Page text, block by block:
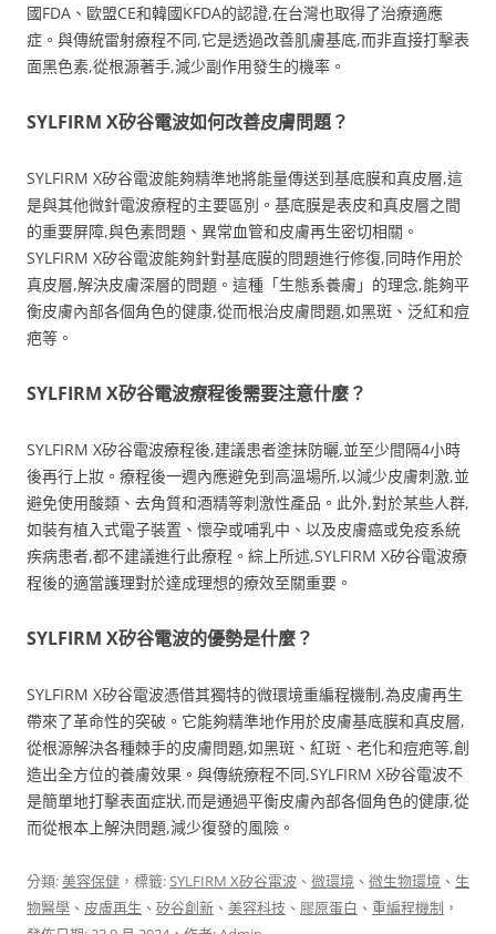
國FDA、歐盟CE和韓國KFDA的認證,在台灣也取得了治療適應
症。與傳統雷射療程不同,它是透過改善肌膚基底,而非直接打擊表
面黑色素,從根源著手,減少副作用發生的機率。
SYLFIRM X矽谷電波如何改善皮膚問題？
SYLFIRM X矽谷電波能夠精準地將能量傳送到基底膜和真皮層,這
是與其他微針電波療程的主要區別。基底膜是表皮和真皮層之間
的重要屏障,與色素問題、異常血管和皮膚再生密切相關。
SYLFIRM X矽谷電波能夠針對基底膜的問題進行修復,同時作用於
真皮層,解決皮膚深層的問題。這種「生態系養膚」的理念,能夠平
衡皮膚內部各個角色的健康,從而根治皮膚問題,如黑斑、泛紅和痘
疤等。
SYLFIRM X矽谷電波療程後需要注意什麼？
SYLFIRM X矽谷電波療程後,建議患者塗抹防曬,並至少間隔4小時
後再行上妝。療程後一週內應避免到高溫場所,以減少皮膚刺激,並
避免使用酸類、去角質和酒精等刺激性產品。此外,對於某些人群,
如裝有植入式電子裝置、懷孕或哺乳中、以及皮膚癌或免疫系統
疾病患者,都不建議進行此療程。綜上所述,SYLFIRM X矽谷電波療
程後的適當護理對於達成理想的療效至關重要。
SYLFIRM X矽谷電波的優勢是什麼？
SYLFIRM X矽谷電波憑借其獨特的微環境重編程機制,為皮膚再生
帶來了革命性的突破。它能夠精準地作用於皮膚基底膜和真皮層,
從根源解決各種棘手的皮膚問題,如黑斑、紅斑、老化和痘疤等,創
造出全方位的養膚效果。與傳統療程不同,SYLFIRM X矽谷電波不
是簡單地打擊表面症狀,而是通過平衡皮膚內部各個角色的健康,從
而從根本上解決問題,減少復發的風險。
分類:美容保健 ，標籤:SYLFIRM X矽谷電波 、 微環境 、 微生物環境 、 生
物醫學 、 皮膚再生 、 矽谷創新 、 美容科技 、 膠原蛋白 、 重編程機制 ，